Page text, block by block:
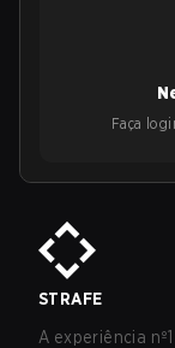
Faça
STRAFE
A experiência